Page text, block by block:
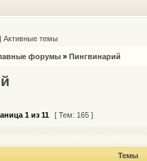
|Активные темы
форумы »Пингвинарий
1 из11 [ Тем: 165 ]
Темы